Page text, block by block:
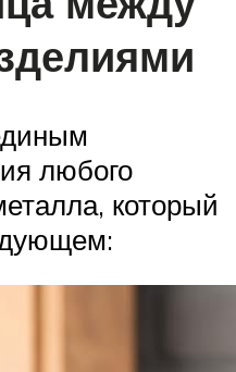
любого
который